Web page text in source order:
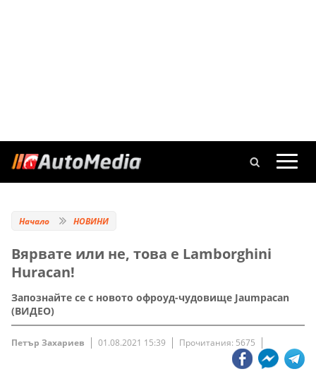
Начало НОВИНИ
Вярвате или не, това е Lamborghini
Huracan!
Запознайте се с новото офроуд-чудовище Jaumpacan
(ВИДЕО)
Петър Захариев 01.08.2021 15:39 Прочитания: 5675